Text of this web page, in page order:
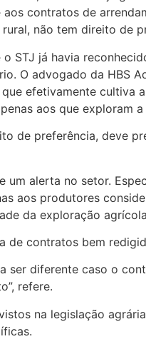
contratos de
não tem direito de
STJ já havia
O advogado da HBS
efetivamente cultiva
aos que exploram
de preferência, deve
um alerta no setor.
aos produtores
da exploração
de contratos bem
ser diferente caso o
refere.
na legislação